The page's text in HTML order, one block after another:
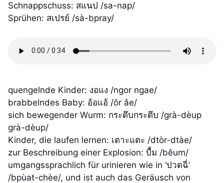
Schnappschuss: สแนป /sa-nap/
Sprühen: สเปรย์ /sà-bpray/
quengelnde Kinder: งอแง /ngor ngae/
brabbelndes Baby: อ้อแอ้ /ôr âe/
sich bewegender Wurm: กระดึบกระดึบ /grà-dèup
grà-dèup/
Kinder, die laufen lernen: เตาะแตะ /dtòr-dtàe/
zur Beschreibung einer Explosion: บื้ม /bêum/
umgangssprachlich für urinieren wie in ‘ปวดฉี่’
/bpùat-chèe/, und ist auch das Geräusch von